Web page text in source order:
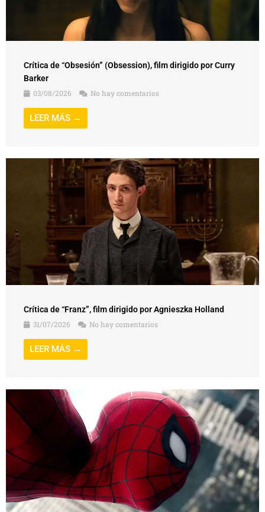
Crítica de “Obsesión” (Obsession), film dirigido por Curry
Barker
03/08/2026
No hay comentarios
LEER MÁS →
Crítica de “Franz”, film dirigido por Agnieszka Holland
31/07/2026
No hay comentarios
LEER MÁS →